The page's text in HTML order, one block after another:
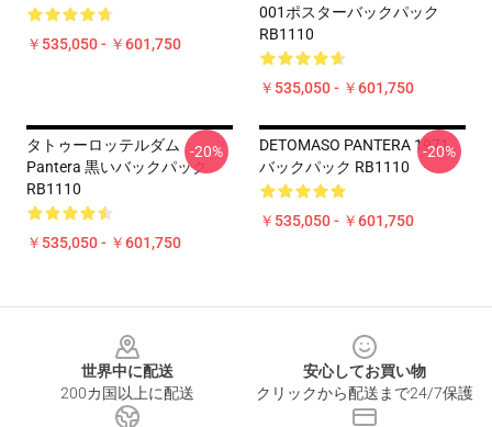
￥535,050 - ￥601,750
001ポスターバックパック
RB1110
￥535,050 - ￥601,750
タトゥーロッテルダム
Pantera 黒いバックパック
RB1110
￥535,050 - ￥601,750
-20%
DETOMASO PANTERA 1971
バックパック RB1110
￥535,050 - ￥601,750
-20%
世界中に配送
200カ国以上に配送
安心してお買い物
クリックから配送まで24/7保護